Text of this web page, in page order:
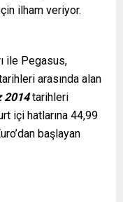
ilham veriyor.
ile Pegasus,
arasında alan
2014tarihleri
içi hatlarına 44,99
başlayan